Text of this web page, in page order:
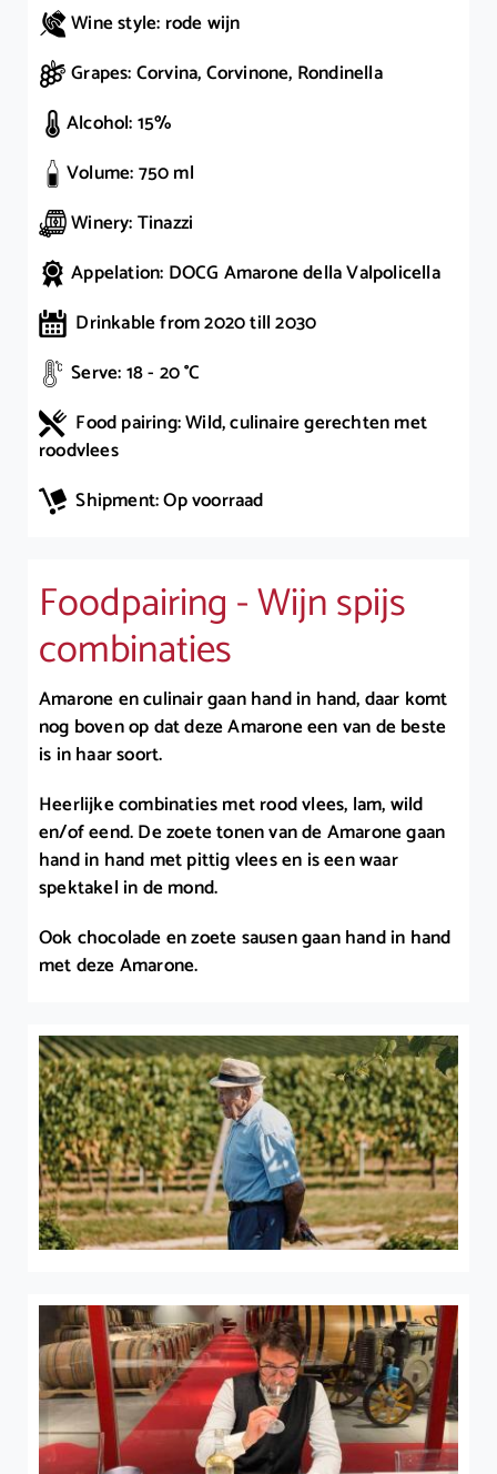
Wine style: rode wijn
Grapes: Corvina, Corvinone, Rondinella
Alcohol: 15%
Volume: 750 ml
Winery: Tinazzi
Appelation: DOCG Amarone della Valpolicella
Drinkable from 2020 till 2030
Serve: 18 - 20 °C
Food pairing: Wild, culinaire gerechten met
roodvlees
Shipment: Op voorraad
Foodpairing - Wijn spijs
combinaties
Amarone en culinair gaan hand in hand, daar komt
nog boven op dat deze Amarone een van de beste
is in haar soort.
Heerlijke combinaties met rood vlees, lam, wild
en/of eend. De zoete tonen van de Amarone gaan
hand in hand met pittig vlees en is een waar
spektakel in de mond.
Ook chocolade en zoete sausen gaan hand in hand
met deze Amarone.